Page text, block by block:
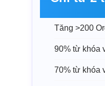
Tăng >200
90% từ khóa
70% từ khóa